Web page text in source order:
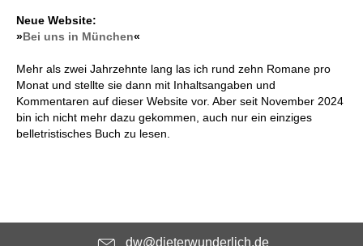
Neue Website:
»Bei uns in München«
Mehr als zwei Jahrzehnte lang las ich rund zehn Romane pro
Monat und stellte sie dann mit Inhaltsangaben und
Kommentaren auf dieser Website vor. Aber seit November 2024
bin ich nicht mehr dazu gekommen, auch nur ein einziges
belletristisches Buch zu lesen.
dw@dieterwunderlich.de